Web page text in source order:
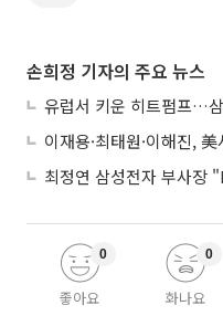
손희정 기자의 주요 뉴스
좋아요
0
화나요
0